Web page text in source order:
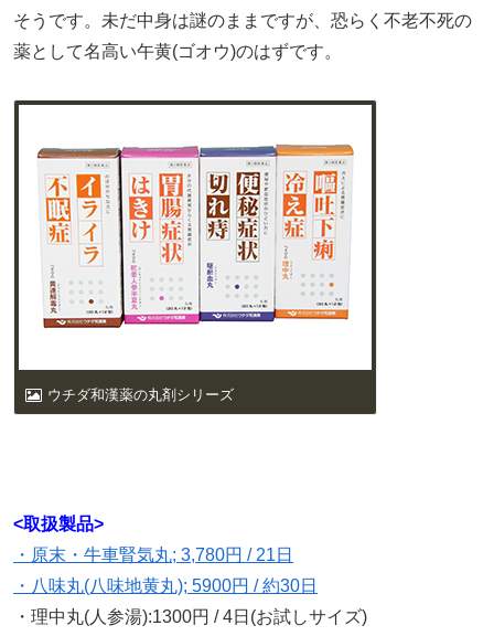
そうです。未だ中身は謎のままですが、恐らく不老不死の
薬として名高い午黄(ゴオウ)のはずです。
ウチダ和漢薬の丸剤シリーズ
<取扱製品>
・原末・牛車腎気丸; 3,780円 / 21日
・八味丸(八味地黄丸); 5900円 / 約30日
・理中丸(人参湯):1300円 / 4日(お試しサイズ)